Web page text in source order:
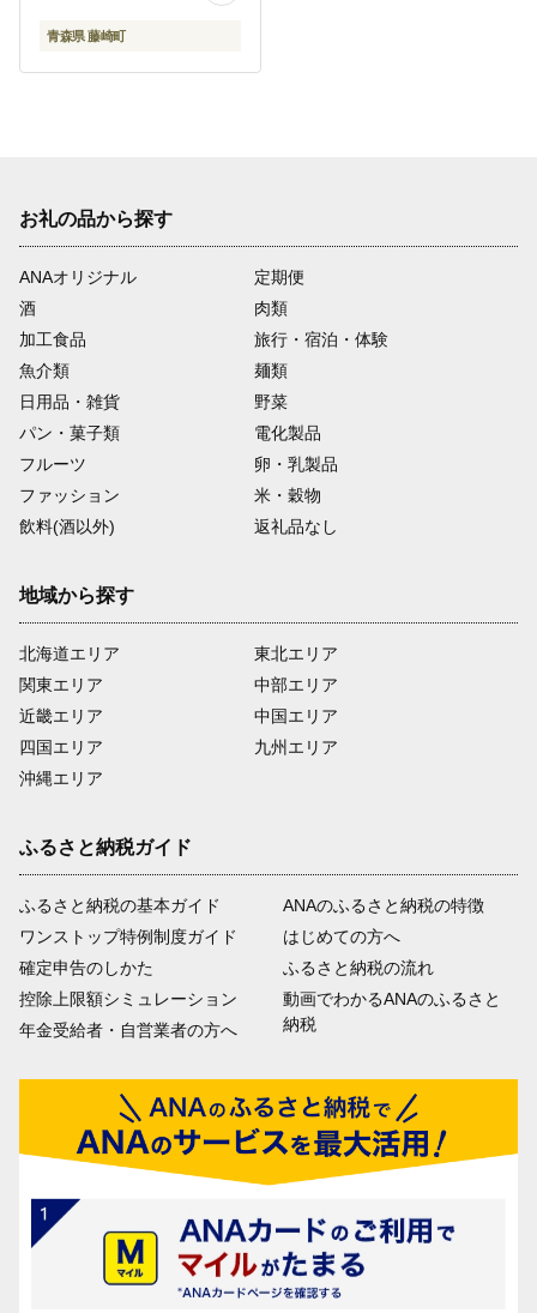
青森県 藤崎町
お礼の品から探す
ANAオリジナル
定期便
酒
肉類
加工食品
旅行・宿泊・体験
魚介類
麺類
日用品・雑貨
野菜
パン・菓子類
電化製品
フルーツ
卵・乳製品
ファッション
米・穀物
飲料(酒以外)
返礼品なし
地域から探す
北海道エリア
関東エリア
近畿エリア
四国エリア
沖縄エリア
東北エリア
中部エリア
中国エリア
九州エリア
ふるさと納税ガイド
ふるさと納税の基本ガイド
ワンストップ特例制度ガイド
確定申告のしかた
控除上限額シミュレーション
年金受給者・自営業者の方へ
ANAのふるさと納税の特徴
はじめての方へ
ふるさと納税の流れ
動画でわかるANAのふるさと
納税